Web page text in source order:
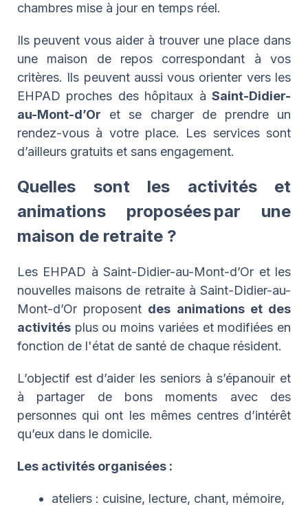
chambres mise à jour en temps réel.
Ils peuvent vous aider à trouver une place dans
une maison de repos correspondant à vos
critères. Ils peuvent aussi vous orienter vers les
EHPAD proches des hôpitaux à Saint-Didier-
au-Mont-d’Or et se charger de prendre un
rendez-vous à votre place. Les services sont
d’ailleurs gratuits et sans engagement.
Quelles sont les activités et
animations proposées par une
maison de retraite ?
Les EHPAD à Saint-Didier-au-Mont-d’Or et les
nouvelles maisons de retraite à Saint-Didier-au-
Mont-d’Or proposent des animations et des
activités plus ou moins variées et modifiées en
fonction de l'état de santé de chaque résident.
L’objectif est d’aider les seniors à s’épanouir et
à partager de bons moments avec des
personnes qui ont les mêmes centres d’intérêt
qu’eux dans le domicile.
Les activités organisées :
ateliers : cuisine, lecture, chant, mémoire,